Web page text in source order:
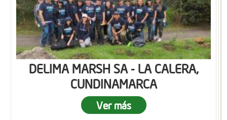
DELIMA MARSH SA - LA CALERA,
CUNDINAMARCA
Ver más